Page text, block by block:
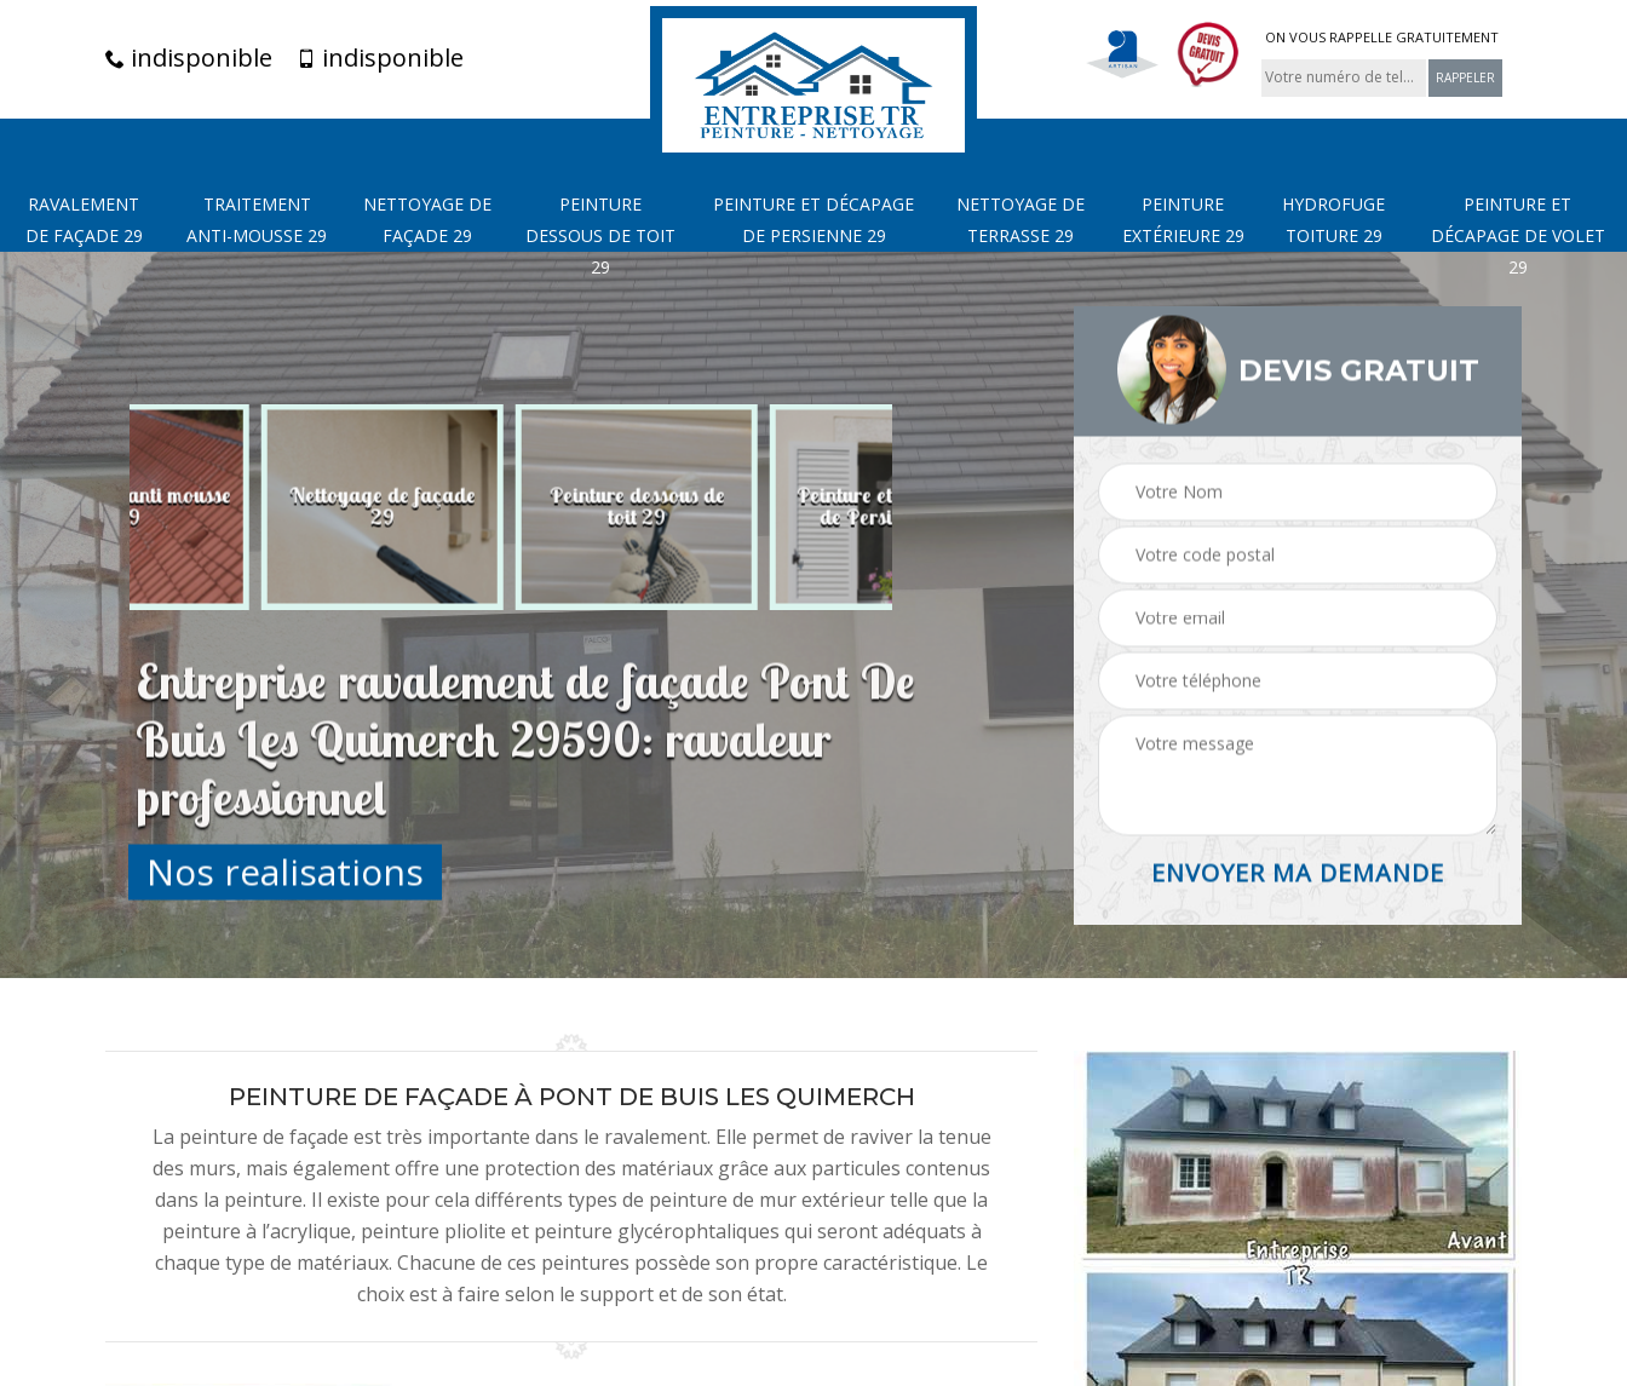
indisponible indisponible
ON VOUS RAPPELLE GRATUITEMENT
RAVALEMENT
DE FAÇADE 29
TRAITEMENT
ANTI-MOUSSE 29
NETTOYAGE DE
FAÇADE 29
PEINTURE
DESSOUS DE TOIT
29
PEINTURE ET DÉCAPAGE
DE PERSIENNE 29
NETTOYAGE DE
TERRASSE 29
PEINTURE
EXTÉRIEURE 29
HYDROFUGE
TOITURE 29
PEINTURE ET
DÉCAPAGE DE VOLET
29
mousse Nettoyage de façade Peinture dessous de
toit 29
Peinture et décapage
de Persienne 29
Nettoyage de terrasse
29 Peinture Extérieure 29 Hydrofuge toiture 29
Entreprise ravalement de façade Pont De
Buis Les Quimerch 29590: ravaleur
professionnel
Nos realisations
DEVIS GRATUIT
PEINTURE DE FAÇADE À PONT DE BUIS LES QUIMERCH
La peinture de façade est très importante dans le ravalement. Elle permet de raviver la tenue
des murs, mais également offre une protection des matériaux grâce aux particules contenus
dans la peinture. Il existe pour cela différents types de peinture de mur extérieur telle que la
peinture à l’acrylique, peinture pliolite et peinture glycérophtaliques qui seront adéquats à
chaque type de matériaux. Chacune de ces peintures possède son propre caractéristique. Le
choix est à faire selon le support et de son état.